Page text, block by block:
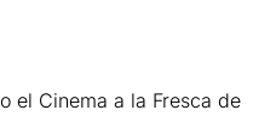
el Cinema a la Fresca de